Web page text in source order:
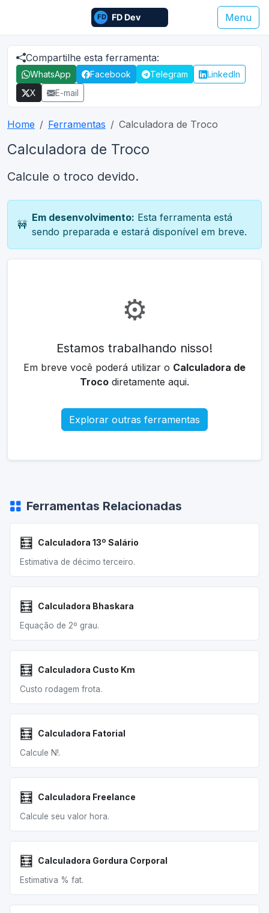
Menu
Compartilhe esta ferramenta:
WhatsApp Facebook Telegram
LinkedIn
X
E-mail
Home Ferramentas Calculadora de Troco
Calculadora de Troco
Calcule o troco devido.
🚧
Em desenvolvimento: Esta ferramenta está
sendo preparada e estará disponível em breve.
⚙️
Estamos trabalhando nisso!
Em breve você poderá utilizar o Calculadora de
Troco diretamente aqui.
Explorar outras ferramentas
Ferramentas Relacionadas
🧮 Calculadora 13º Salário
Estimativa de décimo terceiro.
🧮 Calculadora Bhaskara
Equação de 2º grau.
🧮 Calculadora Custo Km
Custo rodagem frota.
🧮 Calculadora Fatorial
Calcule N!.
🧮 Calculadora Freelance
Calcule seu valor hora.
🧮 Calculadora Gordura Corporal
Estimativa % fat.